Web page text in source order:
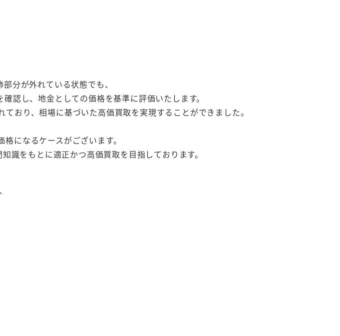
分が外れている状態でも、
認し、地金としての価格を基準に評価いたします。
おり、相場に基づいた高価買取を実現することができました。
になるケースがございます。
識をもとに適正かつ高価買取を目指しております。